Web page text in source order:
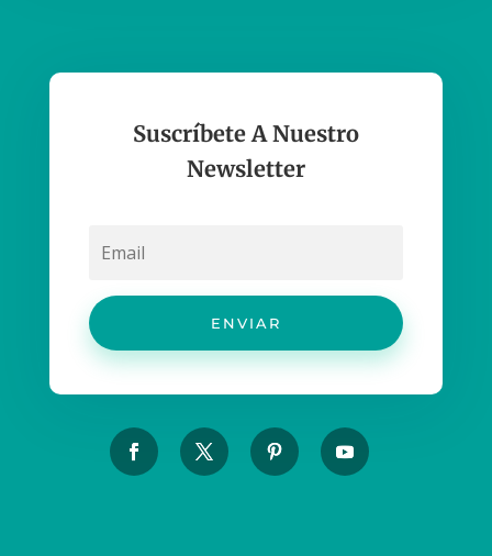
Suscríbete A Nuestro
Newsletter
ENVIAR